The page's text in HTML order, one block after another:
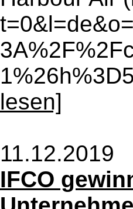
lesen]
11.12.2019
IFCO